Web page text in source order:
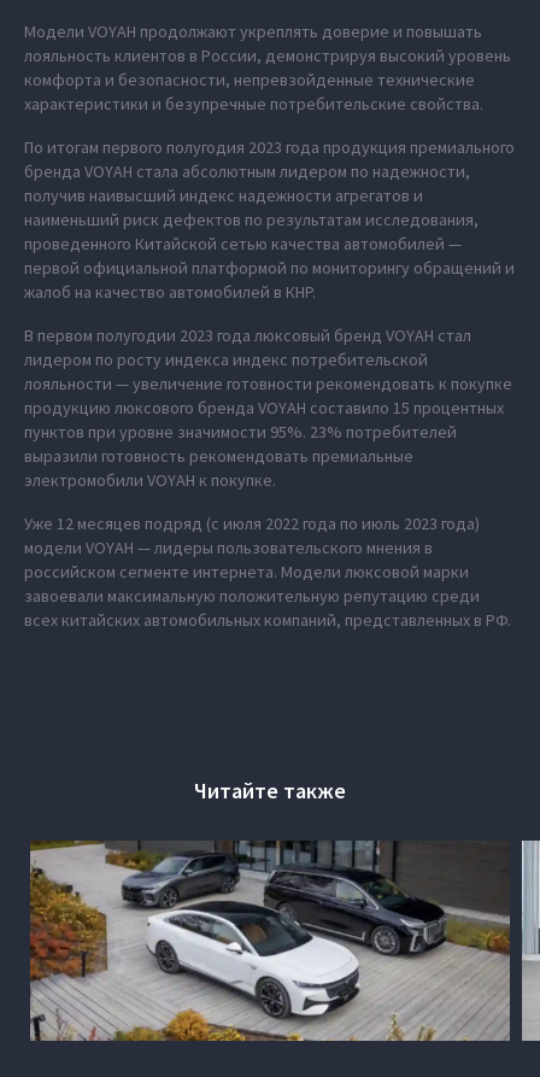
Модели VOYAH продолжают укреплять доверие и повышать
лояльность клиентов в России, демонстрируя высокий уровень
комфорта и безопасности, непревзойденные технические
характеристики и безупречные потребительские свойства.
По итогам первого полугодия 2023 года продукция премиального
бренда VOYAH стала абсолютным лидером по надежности,
получив наивысший индекс надежности агрегатов и
наименьший риск дефектов по результатам исследования,
проведенного Китайской сетью качества автомобилей —
первой официальной платформой по мониторингу обращений и
жалоб на качество автомобилей в КНР.
В первом полугодии 2023 года люксовый бренд VOYAH стал
лидером по росту индекса индекс потребительской
лояльности — увеличение готовности рекомендовать к покупке
продукцию люксового бренда VOYAH составило 15 процентных
пунктов при уровне значимости 95%. 23% потребителей
выразили готовность рекомендовать премиальные
электромобили VOYAH к покупке.
Уже 12 месяцев подряд (с июля 2022 года по июль 2023 года)
модели VOYAH — лидеры пользовательского мнения в
российском сегменте интернета. Модели люксовой марки
завоевали максимальную положительную репутацию среди
всех китайских автомобильных компаний, представленных в РФ.
Читайте также